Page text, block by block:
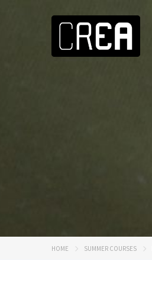
HOME SUMMER COURSES